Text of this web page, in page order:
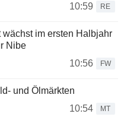
10:59
RE
im ersten Halbjahr
Nibe
10:56
FW
und Ölmärkten
10:54
MT